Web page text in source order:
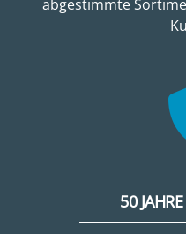
abgestimmte
50